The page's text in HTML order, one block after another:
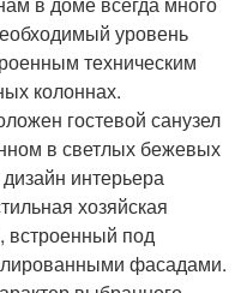
уровень
техническим
колоннах.
гостевой санузел
в светлых бежевых
интерьера
хозяйская
встроенный под
фасадами.